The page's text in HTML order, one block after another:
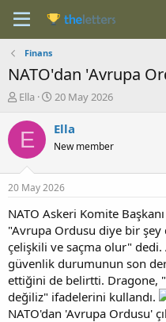
Finans
NATO'dan 'Avrupa
K
n
b
u
u
b
a
l
a
t
a
n
Ella
B
ş
a
g
ı
ç
t
a
r
i
h
i
20 May 2026
E Ella
New member
20 May 2026
NATO Askeri Komite
"Avrupa Ordusu diye bir
çelişkili ve saçma olur"
güvenlik durumunun son
ettiğini de belirtti. Dragone,
değiliz" ifadelerini kullandı.
NATO'dan 'Avrupa Ordusu'